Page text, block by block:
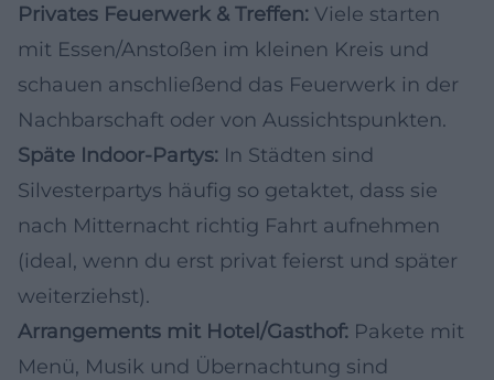
Privates Feuerwerk & Treffen: Viele starten
mit Essen/Anstoßen im kleinen Kreis und
schauen anschließend das Feuerwerk in der
Nachbarschaft oder von Aussichtspunkten.
Späte Indoor-Partys: In Städten sind
Silvesterpartys häufig so getaktet, dass sie
nach Mitternacht richtig Fahrt aufnehmen
(ideal, wenn du erst privat feierst und später
weiterziehst).
Arrangements mit Hotel/Gasthof: Pakete mit
Menü, Musik und Übernachtung sind